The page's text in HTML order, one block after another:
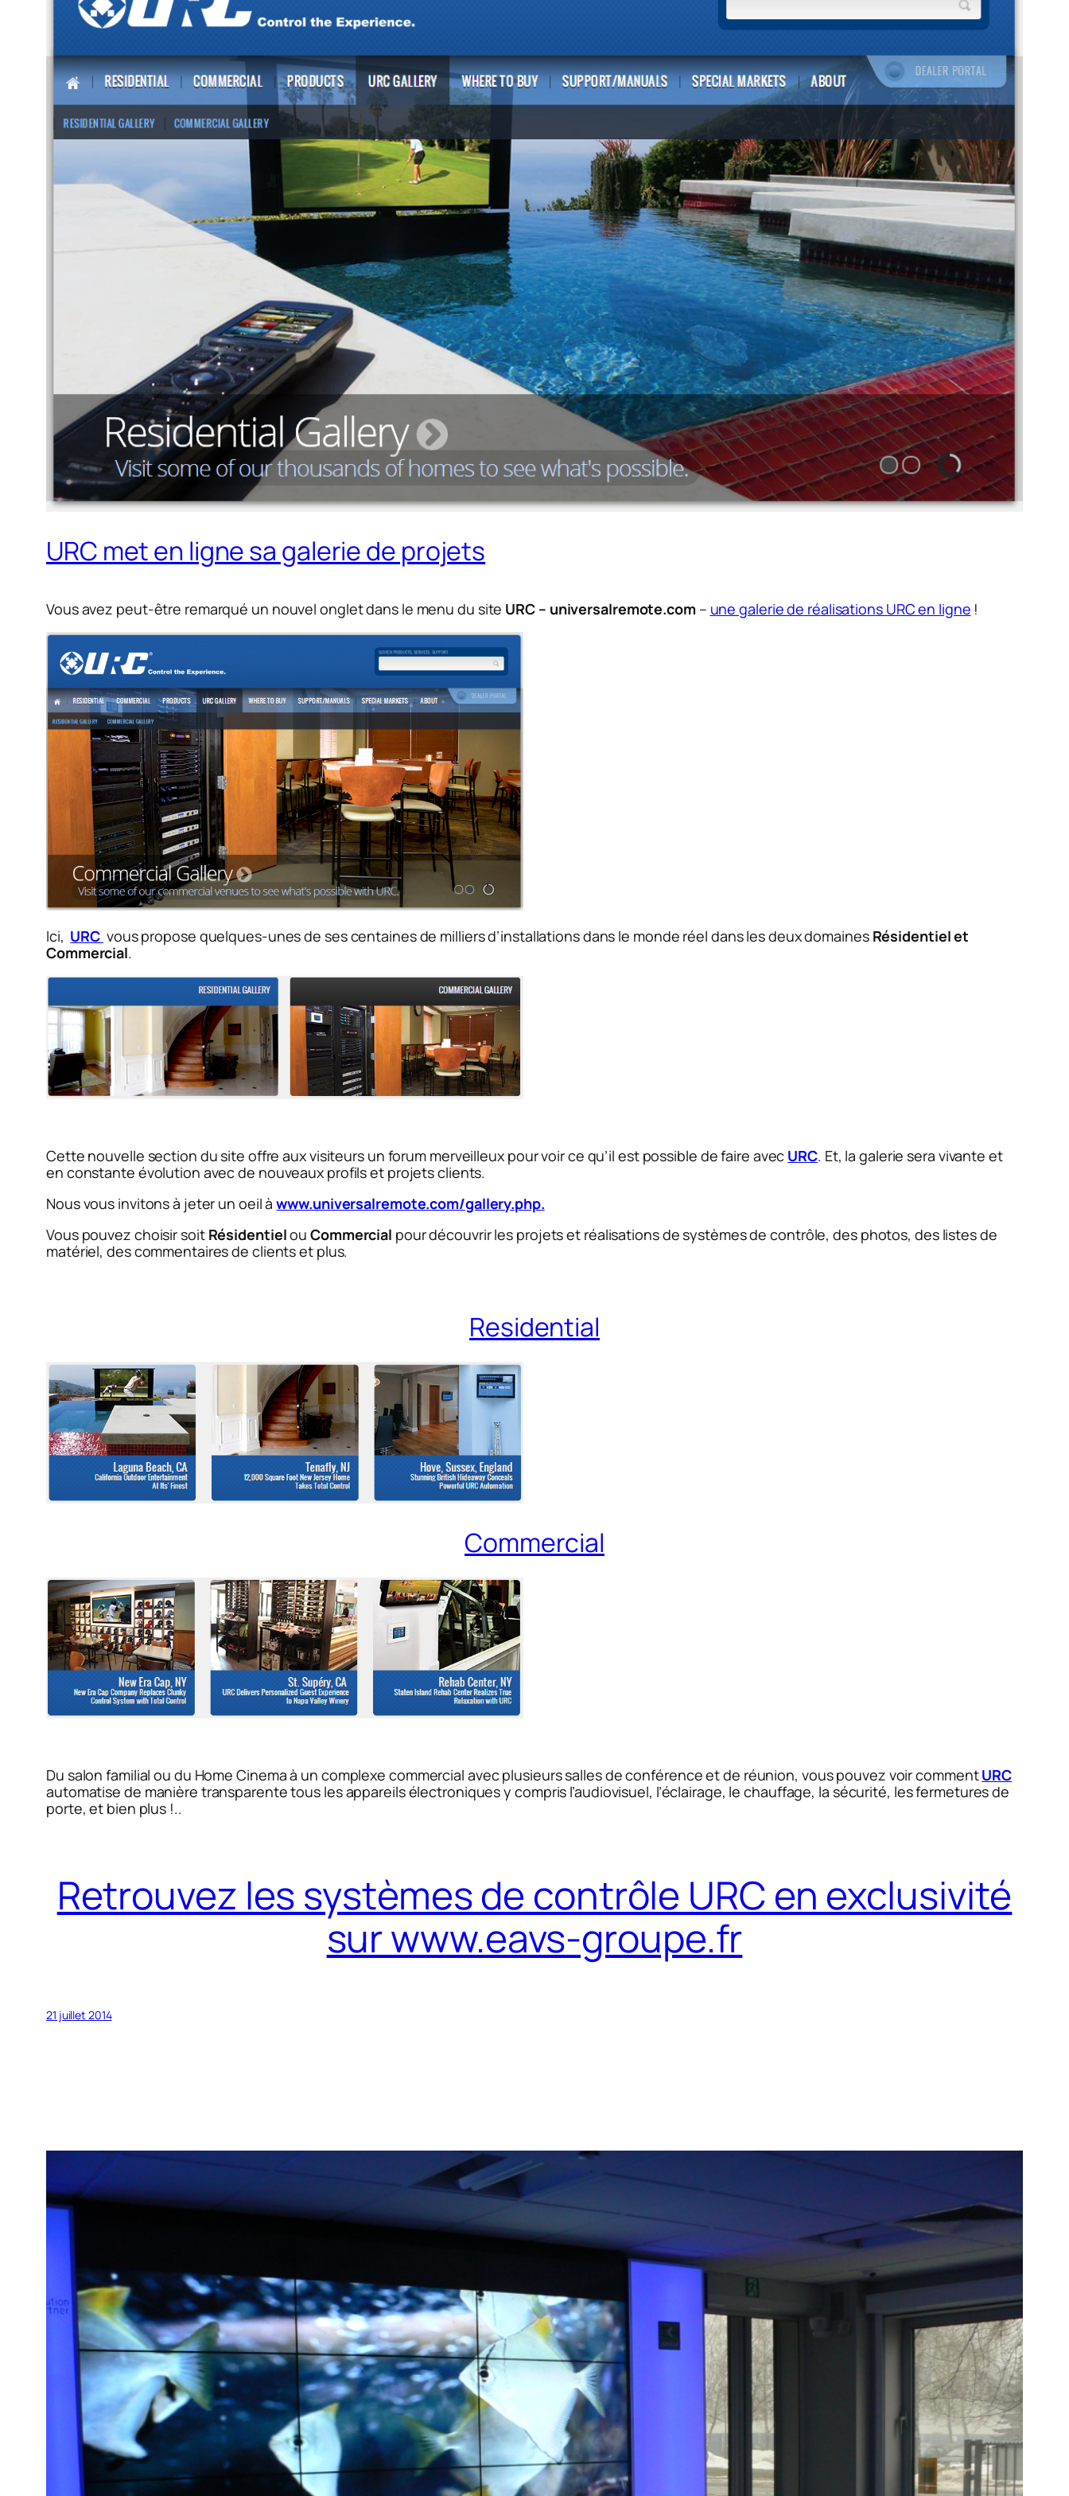
URC met en ligne sa galerie de projets
Vous avez peut-être remarqué un nouvel onglet dans le menu du site URC – universalremote.com– une galerie de réalisations URC en ligne !
Ici, URC vous propose quelques-unes de ses centaines de milliers d’installations dans le monde réel dans les deux domaines Résidentiel et
Commercial.
Cette nouvelle section du site offre aux visiteurs un forum merveilleux pour voir ce qu’il est possible de faire avec URC. Et, la galerie sera vivante et
en constante évolution avec de nouveaux profils et projets clients.
Nous vous invitons à jeter un oeil àwww.universalremote.com/gallery.php.
Vous pouvez choisir soit RésidentielouCommercial pour découvrir les projets et réalisations de systèmes de contrôle, des photos, des listes de
matériel, des commentaires de clients et plus.
Residential
Commercial
Du salon familial ou du Home Cinema à un complexe commercial avec plusieurs salles de conférence et de réunion, vous pouvez voir commentURC
automatise de manière transparente tous les appareils électroniques y compris l’audiovisuel, l’éclairage, le chauffage, la sécurité, les fermetures de
porte, et bien plus !..
Retrouvez les systèmes de contrôle URC en exclusivité
sur www.eavs-groupe.fr
21 juillet 2014